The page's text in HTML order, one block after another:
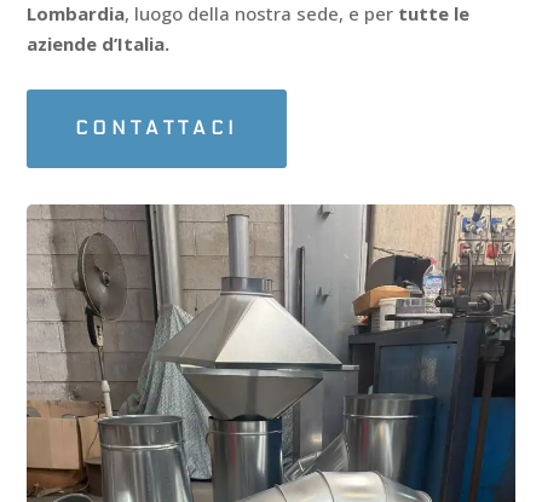
Lombardia, luogo della nostra sede, e per tutte le
aziende d’Italia.
CONTATTACI